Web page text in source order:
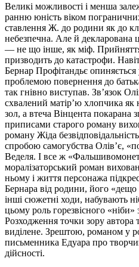
Великі можливості і менша
ранню юність віком
ставлення Ж. до родини як до
небезпечна. Але й декларована
— не що інше, як міф. Прийняття
призводить до катастрофи.
Бернар Профітандьє
проблемою повернення до
так гнівно виступав. Зв’язок
схвалений матір’ю хлопчика
зол, а втеча Вінцента покарана
приписами старого роману
роману Жіда
спробою самогубства Олів’є,
Веделя. І все ж
моралізаторський роман
ньому і життя персонажа
Бернара від родини, його «дещо
інші сюжетні ходи, набувають
цьому роль горезвісного «ніби»
Розходження точки зору автора
виділене. Зрештою, романом у
письменника Едуара про
дійсності.